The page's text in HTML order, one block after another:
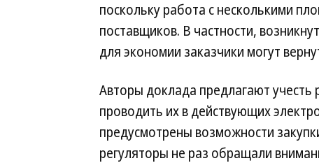
поскольку работа с несколькими
поставщиков. В частности,
для экономии заказчики могут
Авторы доклада предлагают
проводить их в действующих
предусмотрены возможности
регуляторы не раз обращали